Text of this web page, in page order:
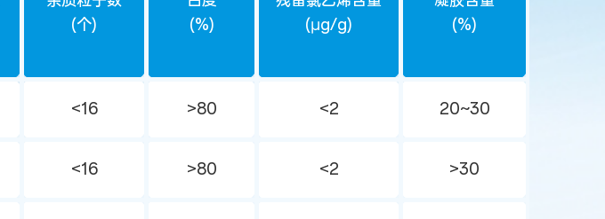
(个)
(%)
(μg/g)
(%)
<16 >80 <2 20~30
<16 >80 <2 >30